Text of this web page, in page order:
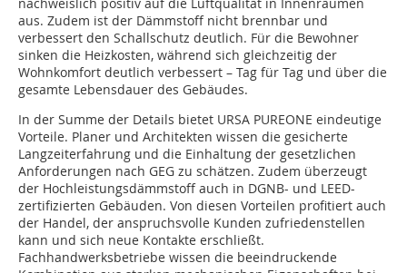
aus. Zudem ist der Dämmstoff nicht brennbar und
verbessert den Schallschutz deutlich. Für die Bewohner
sinken die Heizkosten, während sich gleichzeitig der
Wohnkomfort deutlich verbessert – Tag für Tag und über die
gesamte Lebensdauer des Gebäudes.
In der Summe der Details bietet URSA PUREONE eindeutige
Vorteile. Planer und Architekten wissen die gesicherte
Langzeiterfahrung und die Einhaltung der gesetzlichen
Anforderungen nach GEG zu schätzen. Zudem überzeugt
der Hochleistungsdämmstoff auch in DGNB- und LEED-
zertifizierten Gebäuden. Von diesen Vorteilen profitiert auch
der Handel, der anspruchsvolle Kunden zufriedenstellen
kann und sich neue Kontakte erschließt.
Fachhandwerksbetriebe wissen die beeindruckende